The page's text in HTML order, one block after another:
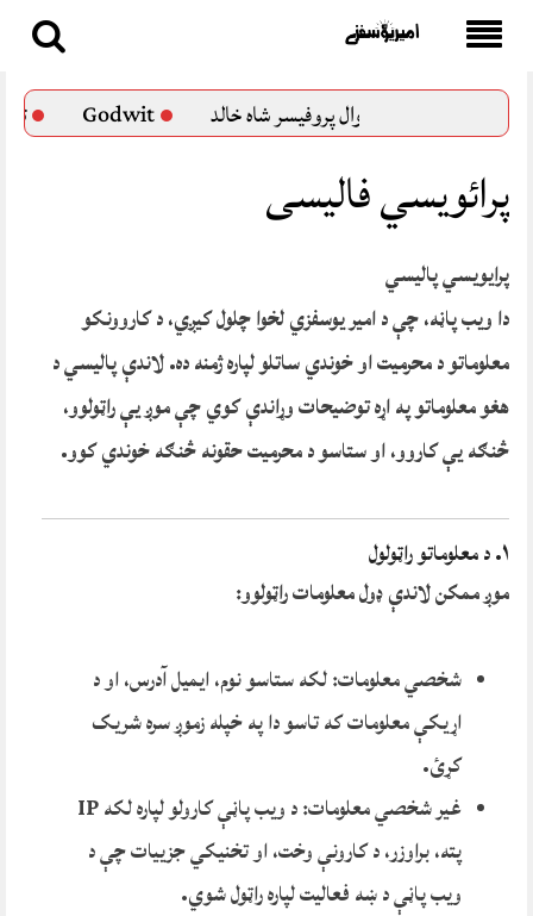
to
پرست لیکوال پروفیسر شاه خالد Godwit تی تی پی
پرائویسي فالیسی
پرایویسي پالیسي
دا ویب پاڼه، چې د امیر یوسفزي لخوا چلول کیږي، د کاروونکو
معلوماتو د محرمیت او خوندي ساتلو لپاره ژمنه ده. لاندې پاليسي د
هغو معلوماتو په اړه توضیحات وړاندې کوي چې موږ یې راټولوو،
څنګه یې کاروو، او ستاسو د محرمیت حقونه څنګه خوندي کوو.
۱. د معلوماتو راټولول
موږ ممکن لاندې ډول معلومات راټولوو:
شخصي معلومات: لکه ستاسو نوم، ایمیل آدرس، او د
اړیکې معلومات که تاسو دا په خپله زموږ سره شریک
کړئ.
غیر شخصي معلومات: د ویب پاڼې کارولو لپاره لکه IP
پته، براوزر، د کارونې وخت، او تخنیکي جزییات چې د
ویب پاڼې د ښه فعالیت لپاره راټول شوي.